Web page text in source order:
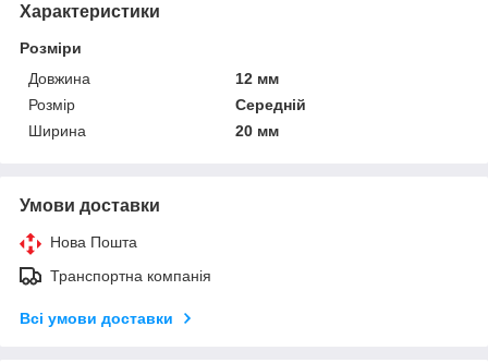
Характеристики
Розміри
Довжина
12 мм
Розмір
Середній
Ширина
20 мм
Умови доставки
Нова Пошта
Транспортна компанія
Всі умови доставки